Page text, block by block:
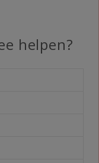
helpen?